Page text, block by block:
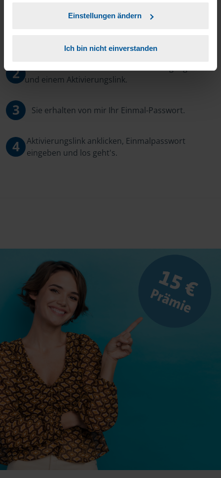
Einstellungen ändern
Ich bin nicht einverstanden
2 Sie bekommen eine E-Mail mit Ihren Zugangsdaten
und einem Aktivierungslink.
3 Sie erhalten von mir Ihr Einmal-Passwort.
4
Aktivierungslink anklicken, Einmalpasswort
eingeben und los geht's.